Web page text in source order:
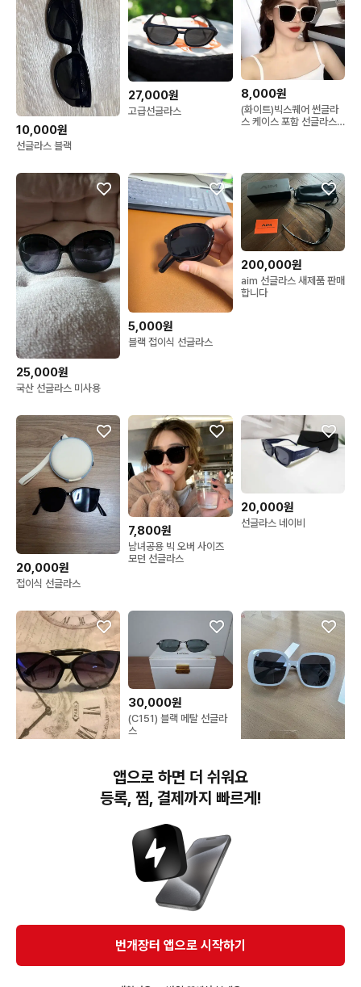
10,000원
선글라스 블랙
27,000원
고급선글라스
8,000원
(화이트)빅스퀘어 썬글라
스 케이스 포함 선글라스
25,000원
국산 선글라스 미사용
5,000원
블랙 접이식 선글라스
200,000원
aim 선글라스 새제품 판매
합니다
20,000원
접이식 선글라스
7,800원
남녀공용 빅 오버 사이즈
모던 선글라스
20,000원
선글라스 네이비
30,000원
(C151) 블랙 메탈 선글라
스
고급썬글라스(새상품)
번개장터(주) 사업자정보, 이용약관 및 기타 법적고지
번개장터㈜는 통신판매중개자이며, 통신판매의 당사자가 아닙니다. 전자상거래 등에서의
소비자보호에 관한 법률 등 관련 법령 및 번개장터㈜의 약관에 따라 상품, 상품정보, 거래에 관한 책임은
개별 판매자에게 귀속하고, 번개장터㈜는 원칙적으로 회원간 거래에 대하여 책임을 지지 않습니다.
다만, 번개장터㈜가 직접 판매하는 상품에 대한 책임은 번개장터㈜에게 귀속합니다.
APP 다운로드
앱으로 하면 더 쉬워요
등록, 찜, 결제까지 빠르게!
번개장터 앱으로 시작하기